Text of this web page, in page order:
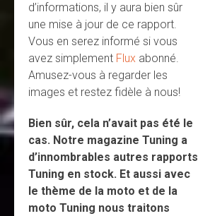
d’informations, il y aura bien sûr
une mise à jour de ce rapport.
Vous en serez informé si vous
avez simplement Flux abonné.
Amusez-vous à regarder les
images et restez fidèle à nous!
Bien sûr, cela n’avait pas été le
cas. Notre magazine Tuning a
d’innombrables autres rapports
Tuning en stock. Et aussi avec
le thème de la moto et de la
moto Tuning nous traitons